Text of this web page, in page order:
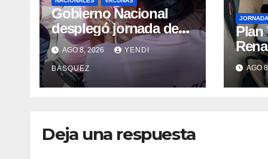
Gobierno Nacional
desplegó jornada de
vacunación en La
Guaira para garantizar
protección
epidemiológica
AGO 8, 2026 YENDI
BASQUEZ
Plan
AGO
Deja una respuesta